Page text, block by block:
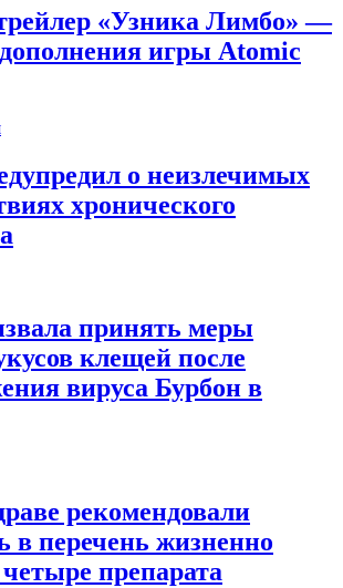
«Узника Лимбо» —
дополнения игры Atomic
о неизлечимых
хронического
принять меры
клещей после
вируса Бурбон в
рекомендовали
в перечень жизненно
препарата